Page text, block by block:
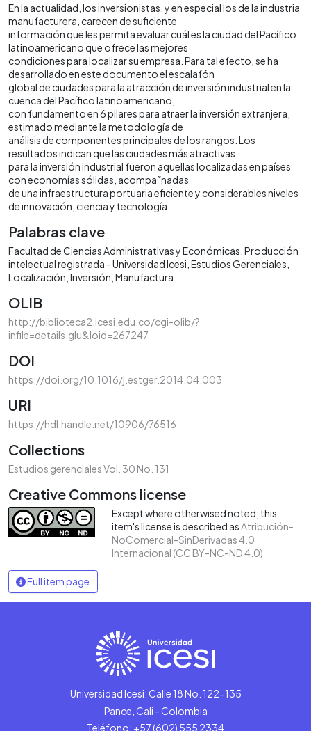
En la actualidad, los inversionistas, y en especial los de la industria
manufacturera, carecen de suficiente
información que les permita evaluar cuál es la ciudad del Pacífico
latinoamericano que ofrece las mejores
condiciones para localizar su empresa. Para tal efecto, se ha
desarrollado en este documento el escalafón
global de ciudades para la atracción de inversión industrial en la
cuenca del Pacífico latinoamericano,
con fundamento en 6 pilares para atraer la inversión extranjera,
estimado mediante la metodología de
análisis de componentes principales de los rangos. Los
resultados indican que las ciudades más atractivas
para la inversión industrial fueron aquellas localizadas en países
con economías sólidas, acompa˜nadas
de una infraestructura portuaria eficiente y considerables niveles
de innovación, ciencia y tecnología.
Palabras clave
Facultad de Ciencias Administrativas y Económicas Producción
intelectual registrada - Universidad Icesi Estudios Gerenciales
Localización Inversión Manufactura
OLIB
http://biblioteca2.icesi.edu.co/cgi-olib/?
infile=details.glu&loid=267247
DOI
https://doi.org/10.1016/j.estger.2014.04.003
URI
https://hdl.handle.net/10906/76516
Collections
Estudios gerenciales Vol. 30 No. 131
Creative Commons license
Except where otherwised noted, this
item's license is described asAtribución-
NoComercial-SinDerivadas 4.0
Internacional (CC BY-NC-ND 4.0)
Full item page
Universidad Icesi: Calle 18 No. 122-135
Pance, Cali - Colombia
Teléfono: +57 (602) 555 2334